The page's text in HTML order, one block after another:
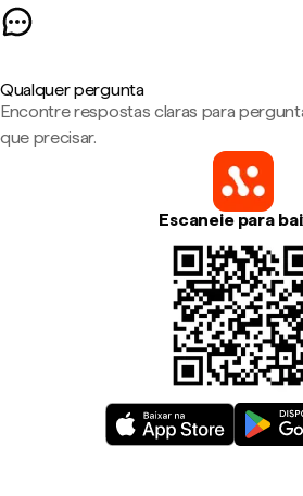
Qualquer pergunta
Encontre respostas claras para
que precisar.
Escaneie para